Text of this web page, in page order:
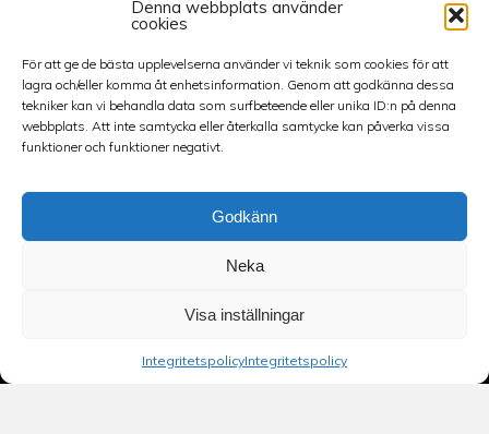
Denna webbplats använder
cookies
För att ge de bästa upplevelserna använder vi teknik som cookies för att
lagra och/eller komma åt enhetsinformation. Genom att godkänna dessa
tekniker kan vi behandla data som surfbeteende eller unika ID:n på denna
webbplats. Att inte samtycka eller återkalla samtycke kan påverka vissa
funktioner och funktioner negativt.
Godkänn
Neka
Visa inställningar
IntegritetspolicyIntegritetspolicy
Anläggning
Integritetspolicy
©2026 Spakarps plantskola
- spakarp@outlook.com
Spakarp 1, 575 95